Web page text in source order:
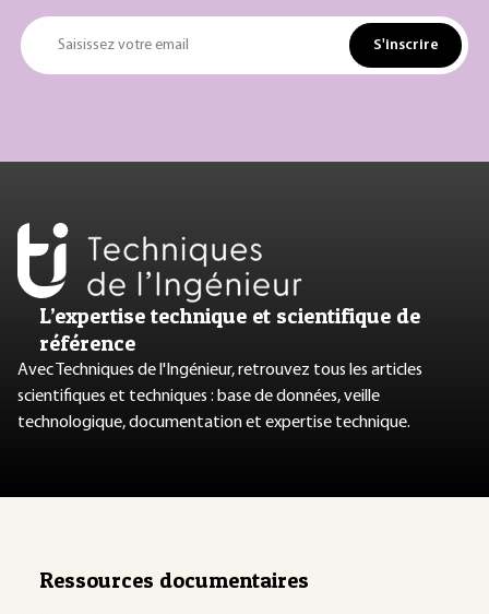
Saisissez votre email S'inscrire
L’expertise technique et scientifique de
référence
Avec Techniques de l'Ingénieur, retrouvez tous les articles
scientifiques et techniques : base de données, veille
technologique, documentation et expertise technique.
Ressources documentaires